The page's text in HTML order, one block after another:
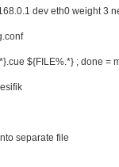
dev eth0 weight 3
${FILE%.*} ; done =
separate file